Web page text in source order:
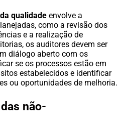
qualidade envolve a
como a revisão dos
e a realização de
os auditores devem ser
diálogo aberto com os
se os processos estão em
estabelecidos e identificar
ou oportunidades de melhoria.
não-